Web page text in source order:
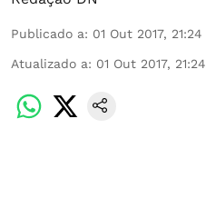
Publicado a: 01 Out 2017, 21:24
Atualizado a: 01 Out 2017, 21:24